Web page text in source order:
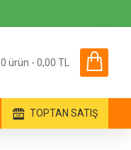
0 ürün - 0,00 TL
TOPTAN SATIŞ